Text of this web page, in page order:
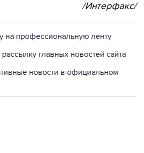
/Интерфакс/
на профессиональную ленту
главных новостей сайта
новости в официальном